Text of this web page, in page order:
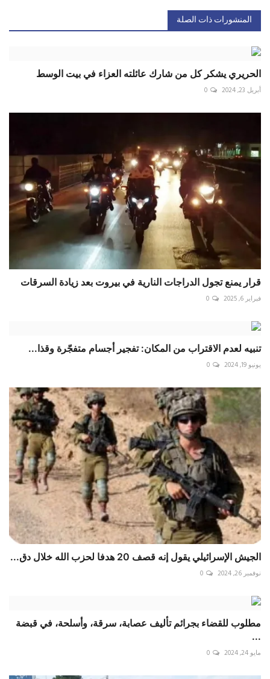
المنشورات ذات الصلة
الحريري يشكر كل من شارك عائلته العزاء في بيت الوسط
أبريل 23, 2024 0
قرار يمنع تجول الدراجات النارية في بيروت بعد زيادة السرقات
فبراير 6, 2025 0
تنبيه لعدم الاقتراب من المكان: تفجير أجسام متفجّرة وقذا...
يونيو 19, 2024 0
الجيش الإسرائيلي يقول إنه قصف 20 هدفا لحزب الله خلال دق...
نوفمبر 26, 2024 0
مطلوب للقضاء بجرائم تأليف عصابة، سرقة، وأسلحة، في قبضة
...
مايو 24, 2024 0